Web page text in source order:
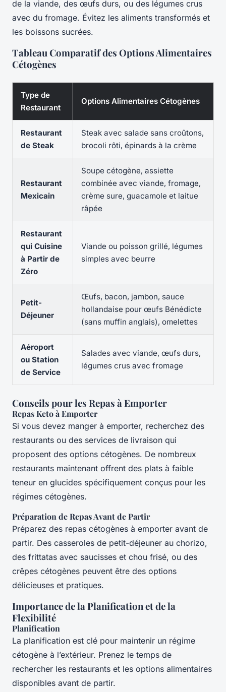
de la viande, des œufs durs, ou des légumes crus
avec du fromage. Évitez les aliments transformés et
les boissons sucrées.
Tableau Comparatif des Options Alimentaires
Cétogènes
Type de
Restaurant
Options Alimentaires Cétogènes
Restaurant
de Steak
Steak avec salade sans croûtons,
brocoli rôti, épinards à la crème
Restaurant
Mexicain
Soupe cétogène, assiette
combinée avec viande, fromage,
crème sure, guacamole et laitue
râpée
Restaurant
qui Cuisine
à Partir de
Zéro
Viande ou poisson grillé, légumes
simples avec beurre
Petit-
Déjeuner
Œufs, bacon, jambon, sauce
hollandaise pour œufs Bénédicte
(sans muffin anglais), omelettes
Aéroport
ou Station
de Service
Salades avec viande, œufs durs,
légumes crus avec fromage
Conseils pour les Repas à Emporter
Repas Keto à Emporter
Si vous devez manger à emporter, recherchez des
restaurants ou des services de livraison qui
proposent des options cétogènes. De nombreux
restaurants maintenant offrent des plats à faible
teneur en glucides spécifiquement conçus pour les
régimes cétogènes.
Préparation de Repas Avant de Partir
Préparez des repas cétogènes à emporter avant de
partir. Des casseroles de petit-déjeuner au chorizo,
des frittatas avec saucisses et chou frisé, ou des
crêpes cétogènes peuvent être des options
délicieuses et pratiques.
Importance de la Planification et de la
Flexibilité
Planification
La planification est clé pour maintenir un régime
cétogène à l’extérieur. Prenez le temps de
rechercher les restaurants et les options alimentaires
disponibles avant de partir.